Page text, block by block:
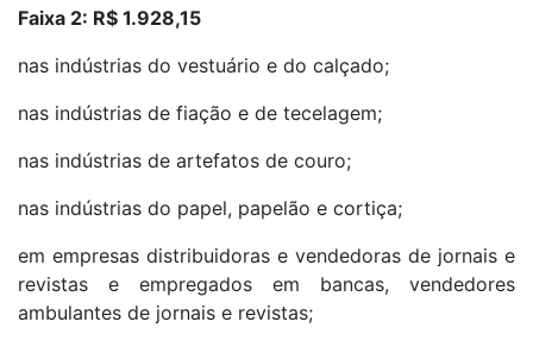
Faixa 2: R$ 1.928,15
nas indústrias do vestuário e do calçado;
nas indústrias de fiação e de tecelagem;
nas indústrias de artefatos de couro;
nas indústrias do papel, papelão e cortiça;
em empresas distribuidoras e vendedoras de jornais e
revistas e empregados em bancas, vendedores
ambulantes de jornais e revistas;